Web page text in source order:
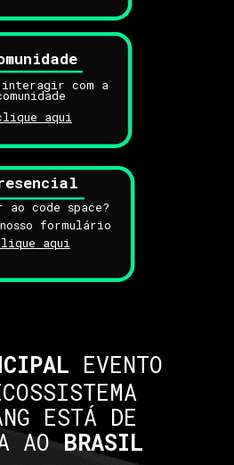
interagir com a
aqui
code space?
formulário
aqui
EVENTO
ESTÁ DE
AOBRASIL